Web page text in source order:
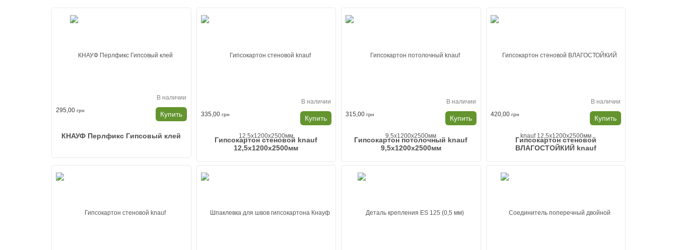
В наличии
295,00 грн Купить
КНАУФ Перлфикс Гипсовый клей
В наличии
335,00 грн Купить
Гипсокартон стеновой knauf
12,5x1200x2500мм
В наличии
315,00 грн Купить
Гипсокартон потолочный knauf
9,5x1200x2500мм
В наличии
420,00 грн Купить
Гипсокартон стеновой
ВЛАГОСТОЙКИЙ knauf